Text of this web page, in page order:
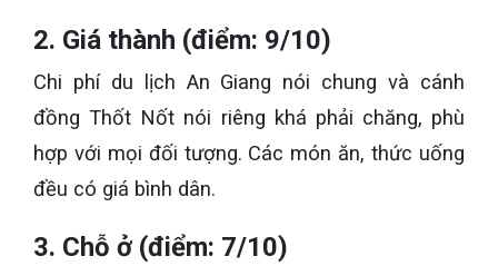
2. Giá thành (điểm: 9/10)
Chi phí du lịch An Giang nói chung và cánh
đồng Thốt Nốt nói riêng khá phải chăng, phù
hợp với mọi đối tượng. Các món ăn, thức uống
đều có giá bình dân.
3. Chỗ ở (điểm: 7/10)